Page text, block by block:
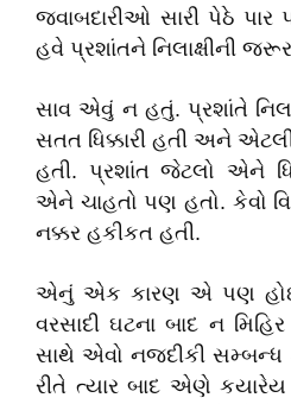
જવાબદારીઓ સારી પેઠે
હવે પ્રશાંતને નિલાક્ષીની
સાવ એવું ન હતું. પ્રશાંતે
સતત ધિક્કારી હતી અને
હતી. પ્રશાંત જેટલો એને
એને ચાહતો પણ હતો. કેવો
નક્કર હકીકત હતી.
એનું એક કારણ એ પણ
વરસાદી ઘટના બાદ ન
સાથે એવો નજદીકી સમ્બન્ધ
રીતે ત્યાર બાદ એણે કયારેય